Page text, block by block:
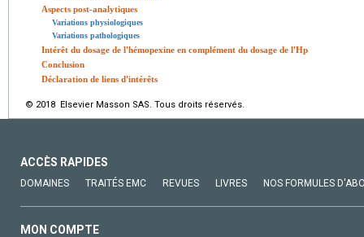
Aspects post-analytiques
Variations physiologiques
Variations pathologiques
Intérêt du dosage de l'hémopexine en complément du dosage de l'Hp
Conclusion
Déclaration de liens d'intérêts
© 2018 Elsevier Masson SAS. Tous droits réservés.
ACCÈS RAPIDES
DOMAINES TRAITÉS EMC REVUES LIVRES NOS FORMULES
MON COMPTE